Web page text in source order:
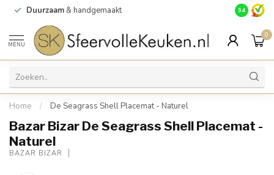
Duurzaam & handgemaakt Gratis
9.4
MENU
0
Home / De Seagrass Shell Placemat - Naturel
Bazar Bizar De Seagrass Shell Placemat -
Naturel
BAZAR BIZAR